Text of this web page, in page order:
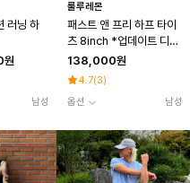
러닝 하
남성
룰루레몬
패스트 앤 프리 하프 타이
츠 8inch *업데이트 디자
인 TRNV TRNV
138,000원
4.7(3)
옵션
남성